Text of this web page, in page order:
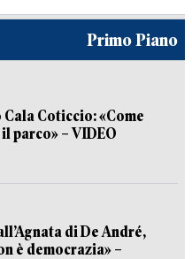
Primo Piano
Coticcio: «Come
parco» – VIDEO
di De André,
è democrazia» –